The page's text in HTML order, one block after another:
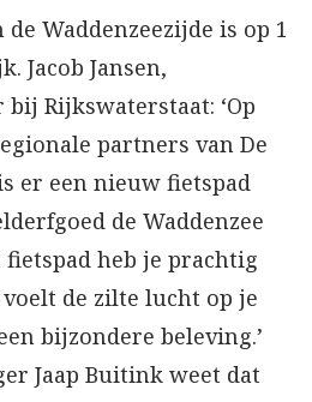
Waddenzeezijde is op 1
Jacob Jansen,
Rijkswaterstaat: ‘Op
partners van De
er een nieuw fietspad
de Waddenzee
fietspad heb je prachtig
de zilte lucht op je
bijzondere beleving.’
Jaap Buitink weet dat